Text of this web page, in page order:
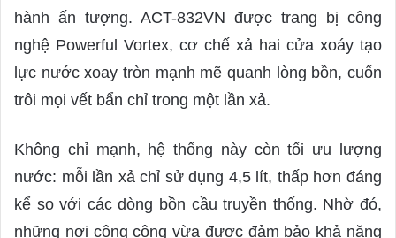
hành ấn tượng. ACT-832VN được trang bị công
nghệ Powerful Vortex, cơ chế xả hai cửa xoáy tạo
lực nước xoay tròn mạnh mẽ quanh lòng bồn, cuốn
trôi mọi vết bẩn chỉ trong một lần xả.
Không chỉ mạnh, hệ thống này còn tối ưu lượng
nước: mỗi lần xả chỉ sử dụng 4,5 lít, thấp hơn đáng
kể so với các dòng bồn cầu truyền thống. Nhờ đó,
những nơi công cộng vừa được đảm bảo khả năng